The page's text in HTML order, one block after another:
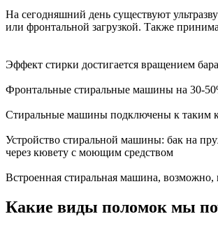
На сегодняшний день существуют
или фронтальной загрузкой. Также
Эффект стирки достигается вращением
Фронтальные стиральные машины на 30-
Стиральные машины подключены к таким
Устройство стиральной машины: бак на
через кювету с моющим средством
Встроенная стиральная машина,
Какие виды поломок мы